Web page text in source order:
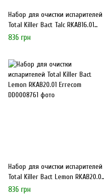
Набор для очистки испарителей
Total Killer Bact Talc RKAB16.01
Errecom
836 грн
Набор для очистки испарителей
Total Killer Bact Lemon RKAB20.01
Errecom
836 грн